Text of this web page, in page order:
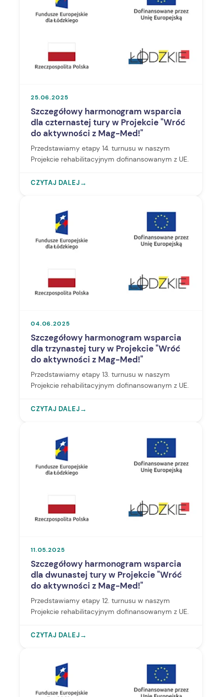
25.06.2025
Szczegółowy harmonogram wsparcia
dla czternastej tury w Projekcie "Wróć
do aktywności z Mag-Med!"
Przedstawiamy etapy 14. turnusu w naszym
Projekcie rehabilitacyjnym dofinansowanym z UE.
CZYTAJ DALEJ→
04.06.2025
Szczegółowy harmonogram wsparcia
dla trzynastej tury w Projekcie "Wróć
do aktywności z Mag-Med!"
Przedstawiamy etapy 13. turnusu w naszym
Projekcie rehabilitacyjnym dofinansowanym z UE.
CZYTAJ DALEJ→
11.05.2025
Szczegółowy harmonogram wsparcia
dla dwunastej tury w Projekcie "Wróć
do aktywności z Mag-Med!"
Przedstawiamy etapy 12. turnusu w naszym
Projekcie rehabilitacyjnym dofinansowanym z UE.
CZYTAJ DALEJ→